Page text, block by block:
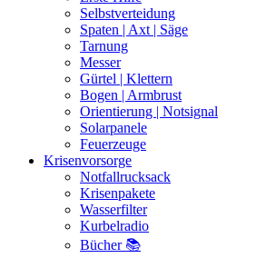
Selbstverteidung
Spaten | Axt | Säge
Tarnung
Messer
Gürtel | Klettern
Bogen | Armbrust
Orientierung | Notsignal
Solarpanele
Feuerzeuge
Krisenvorsorge
Notfallrucksack
Krisenpakete
Wasserfilter
Kurbelradio
Bücher 📚